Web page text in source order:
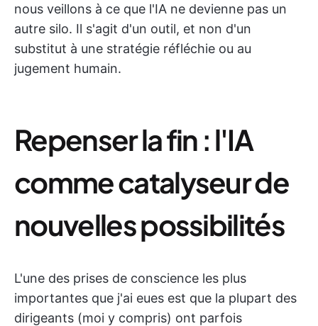
nous veillons à ce que l'IA ne devienne pas un
autre silo. Il s'agit d'un outil, et non d'un
substitut à une stratégie réfléchie ou au
jugement humain.
Repenser la fin : l'IA
comme catalyseur de
nouvelles possibilités
L'une des prises de conscience les plus
importantes que j'ai eues est que la plupart des
dirigeants (moi y compris) ont parfois